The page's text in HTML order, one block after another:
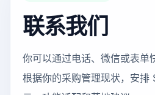
联系我们
你可以通过电话、微信或表单
根据你的采购管理现状，安排